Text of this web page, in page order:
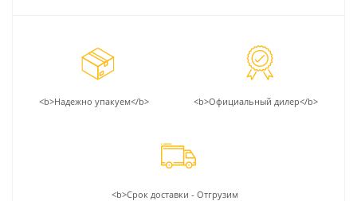
<b>Надежно упакуем</b> <b>Официальный дилер</b>
<b>Срок доставки - Отгрузим